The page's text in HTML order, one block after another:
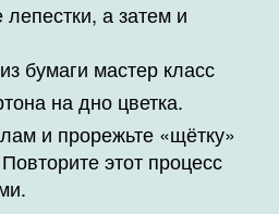
а затем и
на дно цветка.
и прорежьте «щётку»
этот процесс